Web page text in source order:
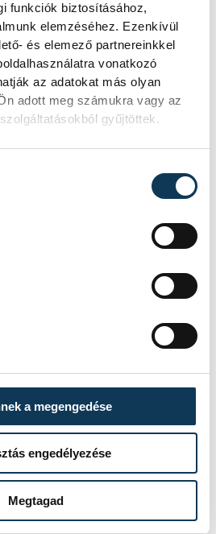
funkciók biztosításához,
elemzéséhez. Ezenkívül
és elemező partnereinkkel
vonatkozó
az adatokat más olyan
adott meg számukra vagy az
gyűjtöttek.
a megengedése
engedélyezése
Megtagad
kávézójába első ízben
került ki:Út a
sárkánykirály palotája
2.0. Megtudhattuk,
közeljövőben
szállásának egy fontos
Csaba és Tóth
produktum egy